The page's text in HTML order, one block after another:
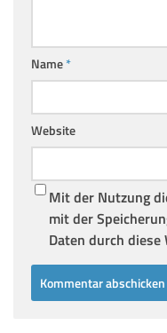
Name*
Website
Mit der Nutzung
mit der
Daten durch